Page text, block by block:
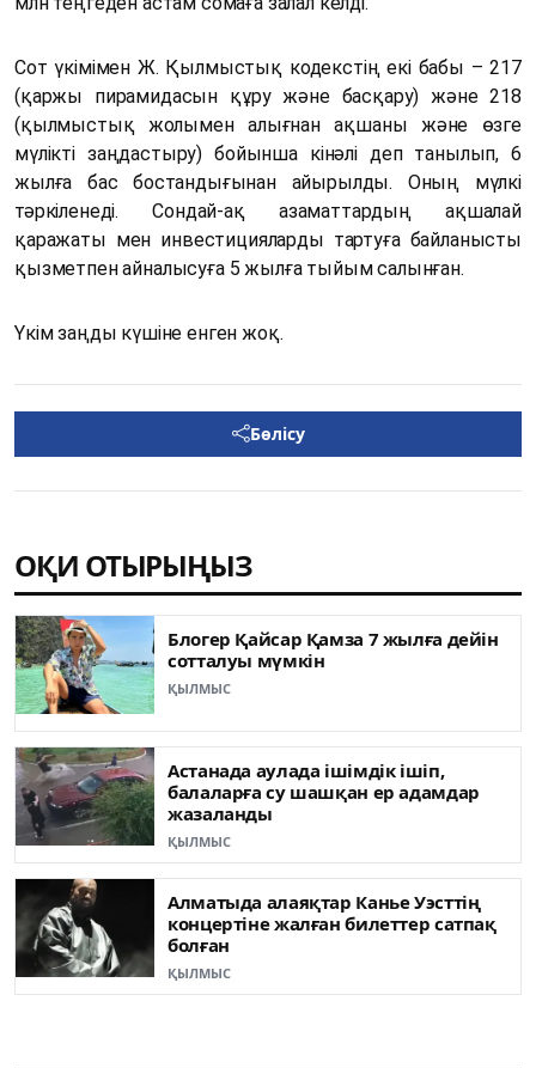
Сот үкімімен Ж. Қылмыстық кодекстің екі бабы – 217
(қаржы пирамидасын құру және басқару) және 218
(қылмыстық жолымен алығнан ақшаны және өзге
мүлікті заңдастыру) бойынша кінәлі деп танылып, 6
жылға бас бостандығынан айырылды. Оның мүлкі
тәркіленеді. Сондай-ақ азаматтардың ақшалай
қаражаты мен инвестицияларды тартуға байланысты
қызметпен айналысуға 5 жылға тыйым салынған.
Үкім заңды күшіне енген жоқ.
Бөлісу
ОҚИ ОТЫРЫҢЫЗ
Блогер Қайсар Қамза 7 жылға дейін
сотталуы мүмкін
ҚЫЛМЫС
Астанада аулада ішімдік ішіп,
балаларға су шашқан ер адамдар
жазаланды
ҚЫЛМЫС
Алматыда алаяқтар Канье Уэсттің
концертіне жалған билеттер сатпақ
болған
ҚЫЛМЫС